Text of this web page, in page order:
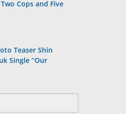
Cops and Five
Teaser Shin
Single “Our